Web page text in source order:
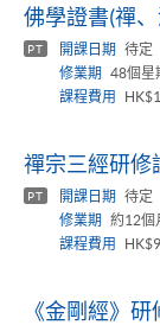
佛學證書(禪
PT 開課日期
待定
修業期
48個星
課程費用
禪宗三經研修
PT 開課日期
待定
修業期
約12個
課程費用
《金剛經》研